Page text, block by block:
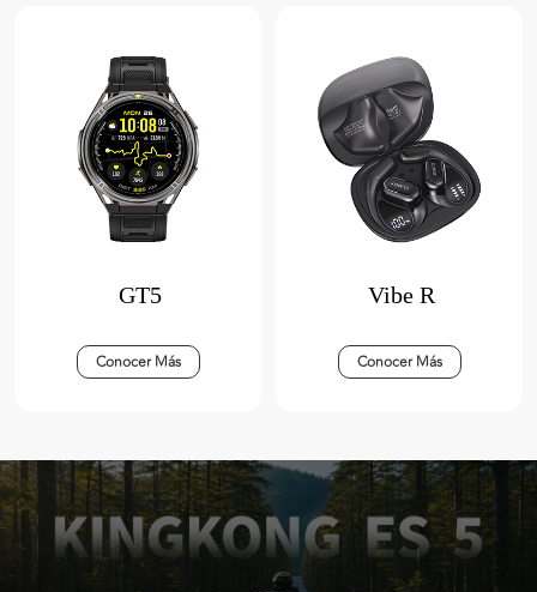
GT5
Conocer Más
Vibe R
Conocer Más